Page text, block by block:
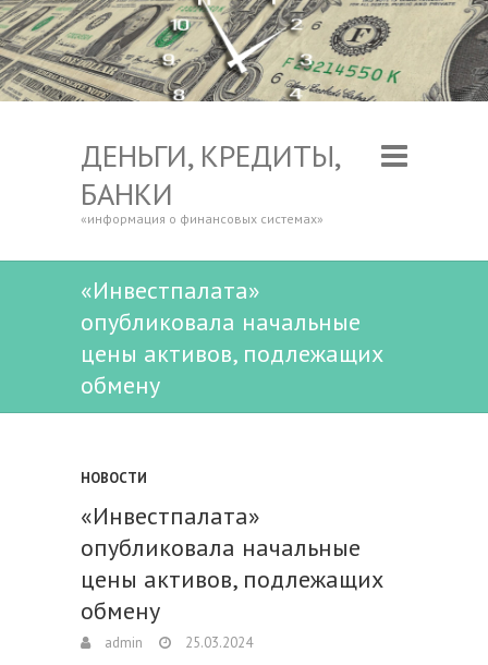
ДЕНЬГИ, КРЕДИТЫ,
БАНКИ
«информация о финансовых системах»
«Инвестпалата»
опубликовала начальные
цены активов, подлежащих
обмену
НОВОСТИ
«Инвестпалата»
опубликовала начальные
цены активов, подлежащих
обмену
admin 25.03.2024